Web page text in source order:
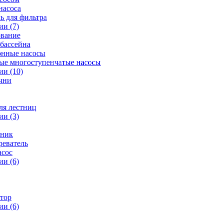
для фильтра
(7)
насосы
многоступенчатые насосы
(10)
лестниц
(3)
(6)
(6)